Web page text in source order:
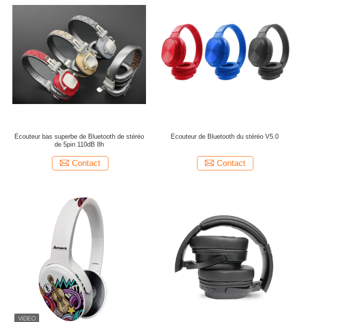
Écouteur bas superbe de Bluetooth de stéréo
de 5pin 110dB 8h
Contact
Écouteur de Bluetooth du stéréo V5.0
Contact